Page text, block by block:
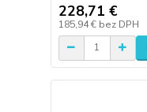
228,71 €
185,94 € bez DPH